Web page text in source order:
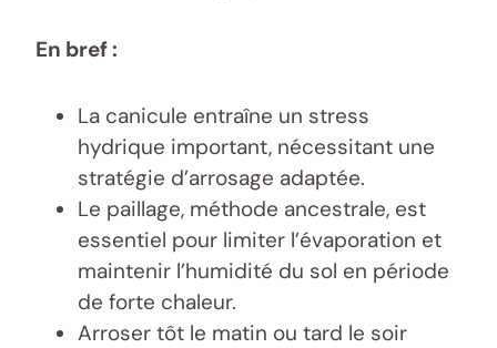
En bref :
La canicule entraîne un stress
hydrique important, nécessitant une
stratégie d’arrosage adaptée.
Le paillage, méthode ancestrale, est
essentiel pour limiter l’évaporation et
maintenir l’humidité du sol en période
de forte chaleur.
Arroser tôt le matin ou tard le soir